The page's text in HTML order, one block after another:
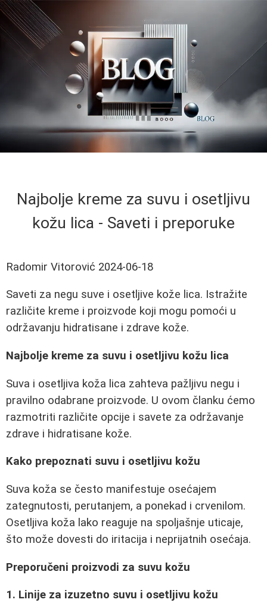
Najbolje kreme za suvu i osetljivu
kožu lica - Saveti i preporuke
Radomir Vitorović 2024-06-18
Saveti za negu suve i osetljive kože lica. Istražite
različite kreme i proizvode koji mogu pomoći u
održavanju hidratisane i zdrave kože.
Najbolje kreme za suvu i osetljivu kožu lica
Suva i osetljiva koža lica zahteva pažljivu negu i
pravilno odabrane proizvode. U ovom članku ćemo
razmotriti različite opcije i savete za održavanje
zdrave i hidratisane kože.
Kako prepoznati suvu i osetljivu kožu
Suva koža se često manifestuje osećajem
zategnutosti, perutanjem, a ponekad i crvenilom.
Osetljiva koža lako reaguje na spoljašnje uticaje,
što može dovesti do iritacija i neprijatnih osećaja.
Preporučeni proizvodi za suvu kožu
1. Linije za izuzetno suvu i osetljivu kožu